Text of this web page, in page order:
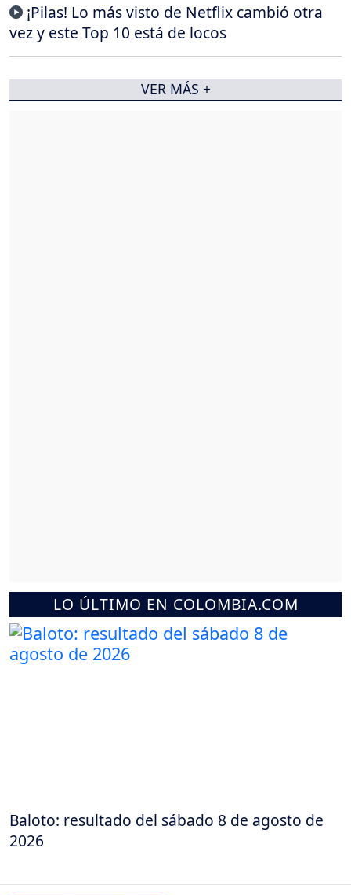
LO ÚLTIMO EN COLOMBIA.COM
Baloto: resultado del sábado 8 de agosto de
2026
¡Pilas! Lo más visto de Netflix cambió otra
vez y este Top 10 está de locos
VER MÁS +